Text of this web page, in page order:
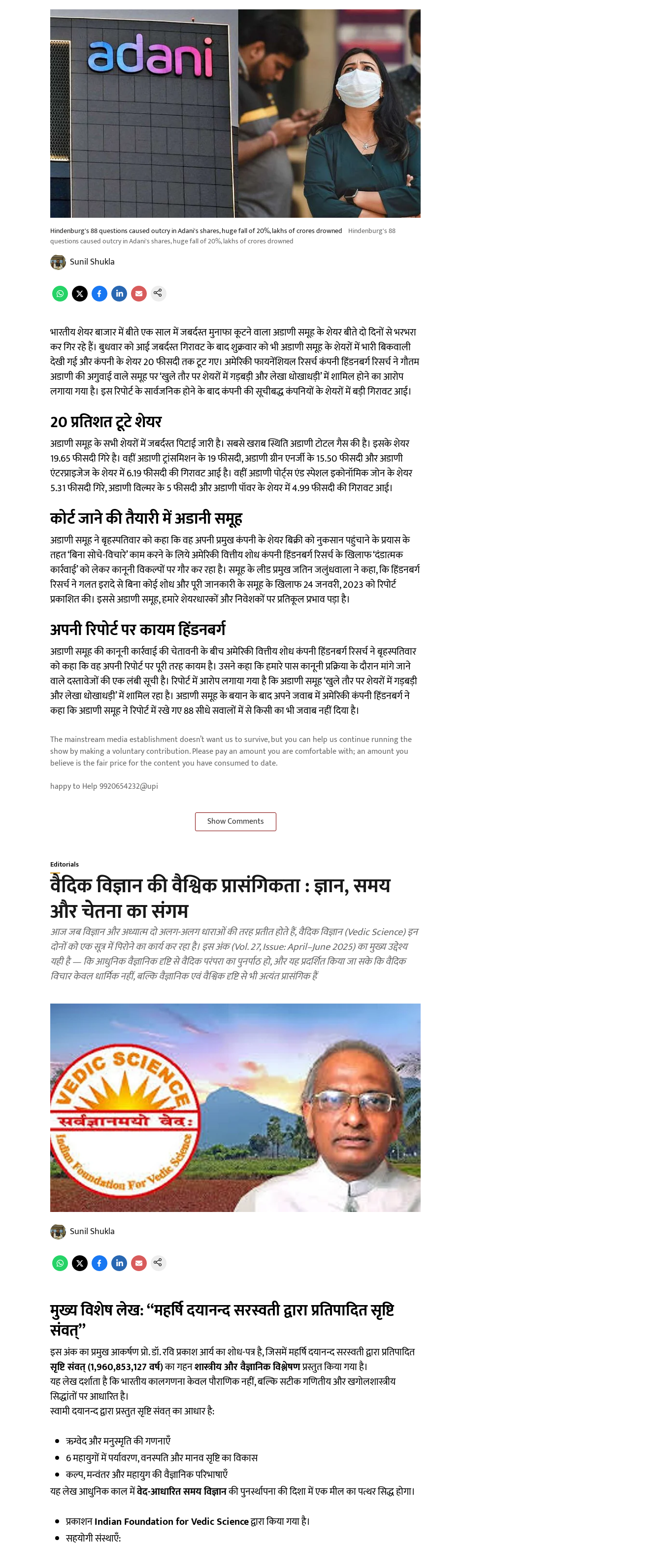
Hindenburg's 88 questions caused outcry in Adani's shares, huge fall of 20%, lakhs of crores drowned
Hindenburg's 88
questions caused outcry in Adani's shares, huge fall of 20%, lakhs of crores drowned
Sunil Shukla
भारतीय शेयर बाजार में बीते एक साल में जबर्दस्त मुनाफा कूटने वाला अडाणी समूह के शेयर बीते दो दिनों से भरभरा
कर गिर रहे हैं। बुधवार को आई जबर्दस्त गिरावट के बाद शुक्रवार को भी अडाणी समूह के शेयरों में भारी बिकवाली
देखी गई और कंपनी के शेयर 20 फीसदी तक टूट गए। अमेरिकी फायनेंशियल रिसर्च कंपनी हिंडनबर्ग रिसर्च ने गौतम
अडाणी की अगुवाई वाले समूह पर ‘खुले तौर पर शेयरों में गड़बड़ी और लेखा धोखाधड़ी’ में शामिल होने का आरोप
लगाया गया है। इस रिपोर्ट के सार्वजनिक होने के बाद कंपनी की सूचीबद्ध कंपनियों के शेयरों में बड़ी गिरावट आई।
20 प्रतिशत टूटे शेयर
अडाणी समूह के सभी शेयरों में जबर्दस्त पिटाई जारी है। सबसे खराब स्थिति अडाणी टोटल गैस की है। इसके शेयर
19.65 फीसदी गिरे है। वहीं अडाणी ट्रांसमिशन के 19 फीसदी, अडाणी ग्रीन एनर्जी के 15.50 फीसदी और अडाणी
एंटरप्राइजेज के शेयर में 6.19 फीसदी की गिरावट आई है। वहीं अडाणी पोर्ट्स एंड स्पेशल इकोनॉमिक जोन के शेयर
5.31 फीसदी गिरे, अडाणी विल्मर के 5 फीसदी और अडाणी पॉवर के शेयर में 4.99 फीसदी की गिरावट आई।
कोर्ट जाने की तैयारी में अडानी समूह
अडाणी समूह ने बृहस्पतिवार को कहा कि वह अपनी प्रमुख कंपनी के शेयर बिक्री को नुकसान पहुंचाने के प्रयास के
तहत ‘बिना सोचे-विचारे’ काम करने के लिये अमेरिकी वित्तीय शोध कंपनी हिंडनबर्ग रिसर्च के खिलाफ ‘दंडात्मक
कार्रवाई’ को लेकर कानूनी विकल्पों पर गौर कर रहा है। समूह के लीड प्रमुख जतिन जलुंधवाला ने कहा, कि हिंडनबर्ग
रिसर्च ने गलत इरादे से बिना कोई शोध और पूरी जानकारी के समूह के खिलाफ 24 जनवरी, 2023 को रिपोर्ट
प्रकाशित की। इससे अडाणी समूह, हमारे शेयरधारकों और निवेशकों पर प्रतिकूल प्रभाव पड़ा है।
अपनी रिपोर्ट पर कायम हिंडनबर्ग
अडाणी समूह की कानूनी कार्रवाई की चेतावनी के बीच अमेरिकी वित्तीय शोध कंपनी हिंडनबर्ग रिसर्च ने बृहस्पतिवार
को कहा कि वह अपनी रिपोर्ट पर पूरी तरह कायम है। उसने कहा कि हमारे पास कानूनी प्रक्रिया के दौरान मांगे जाने
वाले दस्तावेजों की एक लंबी सूची है। रिपोर्ट में आरोप लगाया गया है कि अडाणी समूह ‘खुले तौर पर शेयरों में गड़बड़ी
और लेखा धोखाधड़ी’ में शामिल रहा है। अडाणी समूह के बयान के बाद अपने जवाब में अमेरिकी कंपनी हिंडनबर्ग ने
कहा कि अडाणी समूह ने रिपोर्ट में रखे गए 88 सीधे सवालों में से किसी का भी जवाब नहीं दिया है।
The mainstream media establishment doesn’t want us to survive, but you can help us continue running the
show by making a voluntary contribution. Please pay an amount you are comfortable with; an amount you
believe is the fair price for the content you have consumed to date.
happy to Help 9920654232@upi
Show Comments
Editorials
वैदिक विज्ञान की वैश्विक प्रासंगिकता : ज्ञान, समय
और चेतना का संगम
आज जब विज्ञान और अध्यात्म दो अलग-अलग धाराओं की तरह प्रतीत होते हैं, वैदिक विज्ञान (Vedic Science) इन
दोनों को एक सूत्र में पिरोने का कार्य कर रहा है। इस अंक (Vol. 27, Issue: April–June 2025) का मुख्य उद्देश्य
यही है — कि आधुनिक वैज्ञानिक दृष्टि से वैदिक परंपरा का पुनर्पाठ हो, और यह प्रदर्शित किया जा सके कि वैदिक
विचार केवल धार्मिक नहीं, बल्कि वैज्ञानिक एवं वैश्विक दृष्टि से भी अत्यंत प्रासंगिक हैं
Sunil Shukla
मुख्य विशेष लेख: “महर्षि दयानन्द सरस्वती द्वारा प्रतिपादित सृष्टि
संवत्”
इस अंक का प्रमुख आकर्षण प्रो. डॉ. रवि प्रकाश आर्य का शोध-पत्र है, जिसमें महर्षि दयानन्द सरस्वती द्वारा प्रतिपादित
सृष्टि संवत् (1,960,853,127 वर्ष)का गहनशास्त्रीय और वैज्ञानिक विश्लेषणप्रस्तुत किया गया है।
यह लेख दर्शाता है कि भारतीय कालगणना केवल पौराणिक नहीं, बल्कि सटीक गणितीय और खगोलशास्त्रीय
सिद्धांतों पर आधारित है।
स्वामी दयानन्द द्वारा प्रस्तुत सृष्टि संवत् का आधार है:
ऋग्वेद और मनुस्मृति की गणनाएँ
6 महायुगों में पर्यावरण, वनस्पति और मानव सृष्टि का विकास
कल्प, मन्वंतर और महायुग की वैज्ञानिक परिभाषाएँ
यह लेख आधुनिक काल मेंवेद-आधारित समय विज्ञानकी पुनर्स्थापना की दिशा में एक मील का पत्थर सिद्ध होगा।
प्रकाशनIndian Foundation for Vedic Scienceद्वारा किया गया है।
सहयोगी संस्थाएँ: